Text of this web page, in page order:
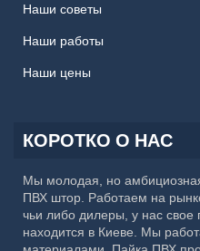
Наши советы
Наши работы
Наши цены
КОРОТКО О НАС
Мы молодая, но
ПВХ штор. Работаем на
чьи либо дилеры, у нас свое
находится в Киеве. Мы